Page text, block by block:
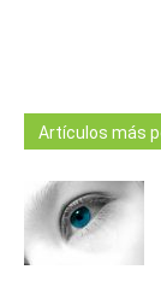
Artículos más